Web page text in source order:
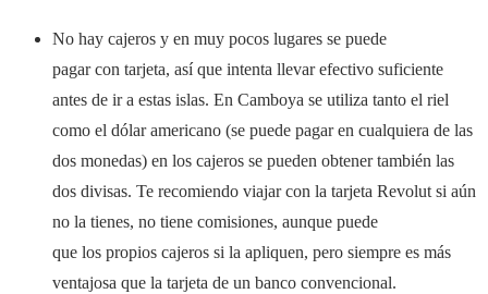
No hay cajeros y en muy pocos lugares se puede
pagar con tarjeta, así que intenta llevar efectivo suficiente
antes de ir a estas islas. En Camboya se utiliza tanto el riel
como el dólar americano (se puede pagar en cualquiera de las
dos monedas) en los cajeros se pueden obtener también las
dos divisas. Te recomiendo viajar con la tarjeta Revolut si aún
no la tienes, no tiene comisiones, aunque puede
que los propios cajeros si la apliquen, pero siempre es más
ventajosa que la tarjeta de un banco convencional.